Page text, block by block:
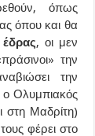
όπως
όπου και θα
έδρας, οι μεν
την
την
Ολυμπιακός
στη Μαδρίτη)
φέρει στο